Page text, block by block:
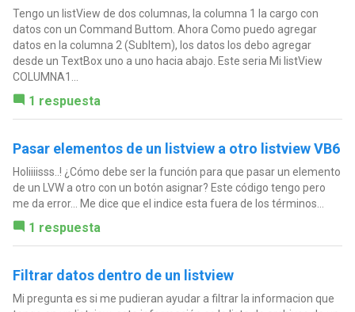
Tengo un listView de dos columnas, la columna 1 la cargo con
datos con un Command Buttom. Ahora Como puedo agregar
datos en la columna 2 (SubItem), los datos los debo agregar
desde un TextBox uno a uno hacia abajo. Este seria Mi listView
COLUMNA1...
1 respuesta
Pasar elementos de un listview a otro listview VB6
Holiiiisss..! ¿Cómo debe ser la función para que pasar un elemento
de un LVW a otro con un botón asignar? Este código tengo pero
me da error... Me dice que el indice esta fuera de los términos...
1 respuesta
Filtrar datos dentro de un listview
Mi pregunta es si me pudieran ayudar a filtrar la informacion que